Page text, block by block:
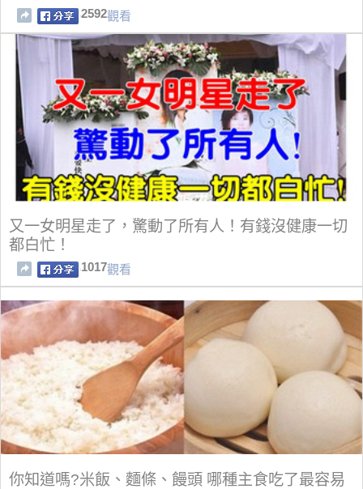
2592觀看
又一女明星走了，驚動了所有人！有錢沒健康一切
都白忙！
1017觀看
你知道嗎?米飯、麵條、饅頭 哪種主食吃了最容易